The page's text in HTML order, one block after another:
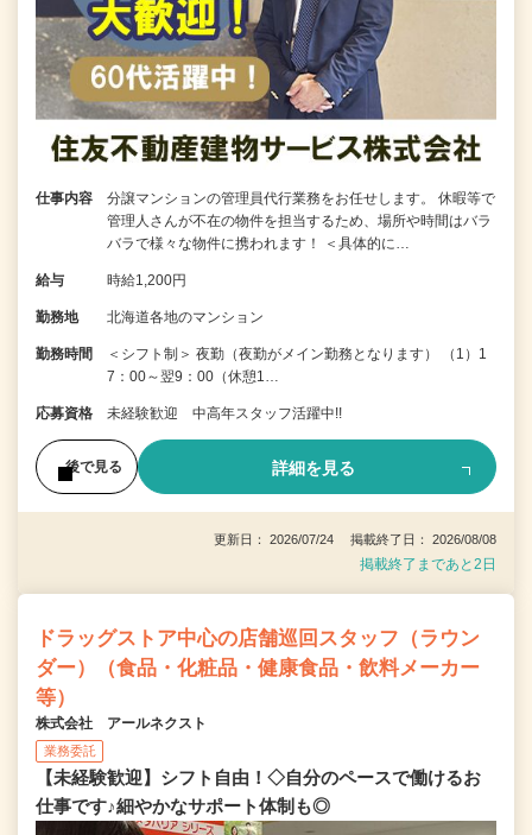
仕事内容
分譲マンションの管理員代行業務をお任せします。 休暇等で
管理人さんが不在の物件を担当するため、場所や時間はバラ
バラで様々な物件に携われます！ ＜具体的に…
給与 時給1,200円
勤務地 北海道各地のマンション
勤務時間
＜シフト制＞ 夜勤（夜勤がメイン勤務となります） （1）1
7：00～翌9：00（休憩1…
応募資格 未経験歓迎 中高年スタッフ活躍中!!
後で見る 詳細を見る
更新日： 2026/07/24 掲載終了日： 2026/08/08
掲載終了まであと2日
ドラッグストア中心の店舗巡回スタッフ（ラウン
ダー）（食品・化粧品・健康食品・飲料メーカー
等）
株式会社 アールネクスト
業務委託
【未経験歓迎】シフト自由！◇自分のペースで働けるお
仕事です♪細やかなサポート体制も◎